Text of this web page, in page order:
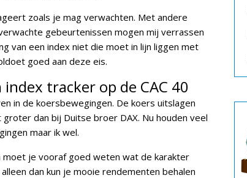
zoals je mag verwachten. Met andere
gebeurtenissen mogen mij verrassen
van een index niet die moet in lijn liggen met
goed aan deze eis.
tracker op de CAC 40
in de koersbewegingen. De koers uitslagen
dan bij Duitse broer DAX. Nu houden veel
maar ik wel.
je vooraf goed weten wat de karakter
dan kun je mooie rendementen behalen